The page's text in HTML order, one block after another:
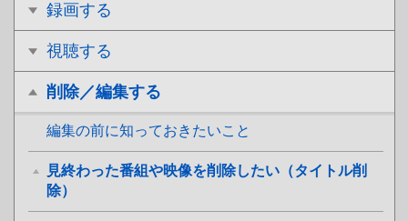
録画する
視聴する
削除／編集する
編集の前に知っておきたいこと
見終わった番組や映像を削除したい（タイトル削
除）